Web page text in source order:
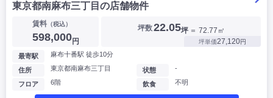
東京都南麻布三丁目の店舗物件
賃料（税込）
598,000円
坪数22.05坪 ＝ 72.77㎡
坪単価27,120円
最寄駅 麻布十番駅 徒歩10分
住所 東京都南麻布三丁目
フロア 6階
状態 -
飲食 不明